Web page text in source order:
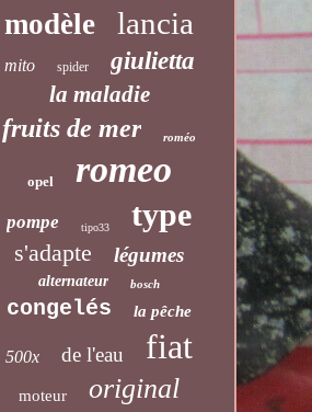
modèle lancia
mito spider giulietta
la maladie
fruits de mer roméo
opel romeo
pompe tipo33 type
s'adapte légumes
alternateur bosch
congelés la pêche
500x de l'eau fiat
moteur original